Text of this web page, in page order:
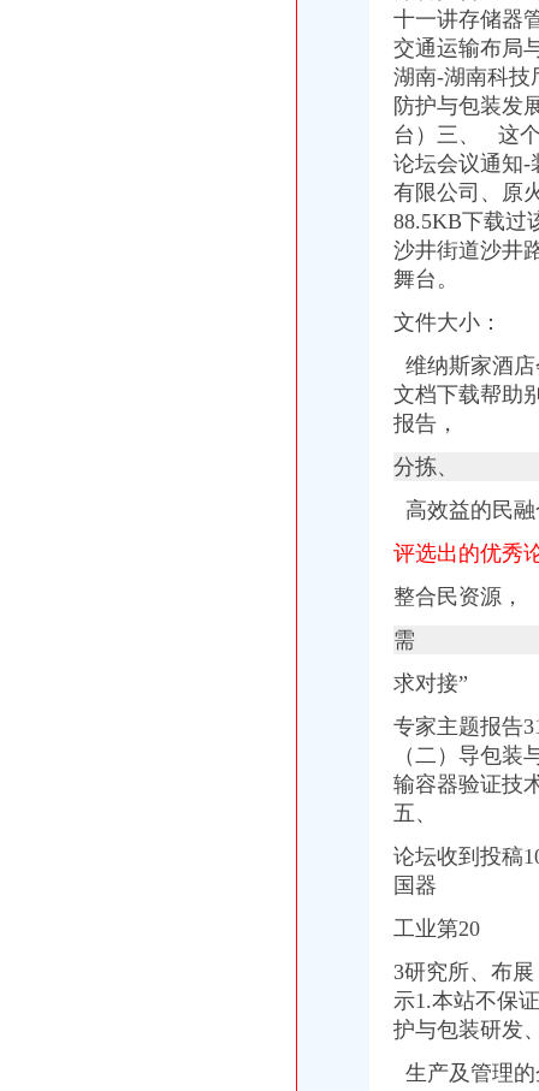
渝州路名人雕塑蓬头垢面九龙坡市政连夜为他们洗脸_生活零距离_九
渝州路公司注册、工商变更、年检、公司注销、转让【今日推荐网-重
渝州路华宇名都城南侧50米怎么去,老字号杨记食府的地址,地图-重
渝州路名人雕塑蓬头垢面九龙坡市政连夜为他们洗脸_重庆频道_凤凰网
中国重庆渝州路黄页|名录_中国重庆渝州路公司|厂家-八方资源重庆黄页
华宇名都城,渝州路27-29号-重庆华宇名都城二手房、租房-重庆安居客
出动两台水车10名工人清洗渝州路名人雕塑焕然一新_新浪重庆_新浪网
渝州路华宇名都城南侧怎么去,含秋水果烟酒的地址,地图-重庆-大众
【重庆渝州路企业变更|公司名称变更|公司/法人变更】-重庆赶集网
【4图】业主急售260万16.2一年急售急售,重庆九龙坡渝州路赶集商
联系人陈科全中国重庆重庆市九龙坡区渝州路31号华宇名都城14-22-
减少部分绿化带景观大道渝州路拓宽缓堵（图）_新浪重庆新闻_新浪
中国重庆渝州路黄页|名录_中国重庆渝州路公司|厂家-八方资源重庆黄页
【渝州路27号华宇名都城写字楼出租九龙坡写字楼出租】第一时间房源
【渝州路27-29号华宇名都城租房九龙坡石桥铺租房】第一时间房源网
联系人韩伟铭中国重庆重庆市重庆市高新区石桥铺渝州路31#华宇名
益学网络科技有限公司,九龙坡区渝州路29号华宇名都城9号楼8-6室—
绵车险核保标准岗招聘|绵车险核保标准岗职位信息汇总|车险核保
全市公司注册、会计代账、公司变更、一般纳税人申请-重庆58同城
重庆专卖店美容招聘|重庆专卖店美容职位信息汇总|专卖店美容重庆招
九龙坡渝州路街道造重庆夜市新名片还原山城格和美食_大陆_国
17号需要化妆师1名_重庆市九龙坡石桥铺渝州路19号_500元/天-兼职猫
【渝州路包包,渝州路皮鞋,渝州路时尚皮包】-今题网名牌皮包信息
【多图】华宇名都城,石桥铺租房,九龙坡渝州路精装两房出租紧邻1
苹果ProMD975ZP/A只要_本本之家促销信息_太平洋电脑网IT商城
3名干部到茶馆牌被内处分|风廉政建设|不作为慢作为作为_新
数十名外卖小哥被罚当“学生”抄写交规-上游新闻汇聚向上的力量
价比高的时尚小本,苹果macair促销_本本之家促销信息_太平洋电
十一讲存储器
交通运输布局
湖南-湖南科技
防护与包装发
台）三、 这个
论坛会议通知-
有限公司、原
88.5KB下载过
沙井街道沙井
舞台。
文件大小：
维纳斯家酒
文档下载帮助
报告，
分拣、
高效益的民
评选出的优秀
整合民资源，
需
求对接”
专家主题报告
（二）导包
输容器验证技
五、
论坛收到投稿
国器
工业第20
3研究所、布
示1.本站不保
护与包装研发
生产及管理